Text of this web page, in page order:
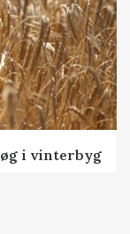
i vinterbyg